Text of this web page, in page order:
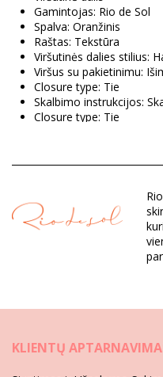
Gamintojas: Rio de Sol
Spalva: Oranžinis
Raštas: Tekstūra
Viršutinės dalies stilius:
Viršus su pakietinimu:
Closure type: Tie
Skalbimo instrukcijos:
Closure type: Tie
Sudėtis: 84%
Pamušalas: 84%
UV Protection: UPF 50+
HS CODE: 6112.41.0010
EAN: XS
Svoris: 55g / 0.12lb /
Raštas nėra tikslus,
KLIENTŲ